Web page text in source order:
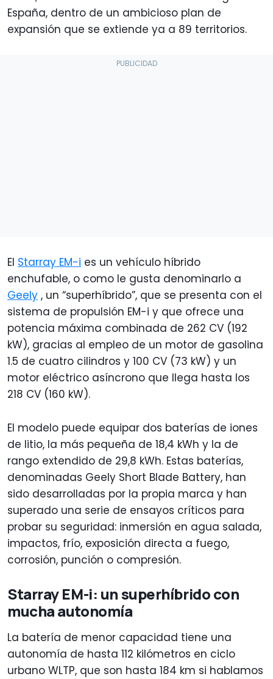
España, dentro de un ambicioso plan de
expansión que se extiende ya a 89 territorios.
El Starray EM-i es un vehículo híbrido
enchufable, o como le gusta denominarlo a
Geely , un “superhíbrido”, que se presenta con el
sistema de propulsión EM-i y que ofrece una
potencia máxima combinada de 262 CV (192
kW), gracias al empleo de un motor de gasolina
1.5 de cuatro cilindros y 100 CV (73 kW) y un
motor eléctrico asíncrono que llega hasta los
218 CV (160 kW).
El modelo puede equipar dos baterías de iones
de litio, la más pequeña de 18,4 kWh y la de
rango extendido de 29,8 kWh. Estas baterías,
denominadas Geely Short Blade Battery, han
sido desarrolladas por la propia marca y han
superado una serie de ensayos críticos para
probar su seguridad: inmersión en agua salada,
impactos, frío, exposición directa a fuego,
corrosión, punción o compresión.
Starray EM-i: un superhíbrido con
mucha autonomía
La batería de menor capacidad tiene una
autonomía de hasta 112 kilómetros en ciclo
urbano WLTP, que son hasta 184 km si hablamos